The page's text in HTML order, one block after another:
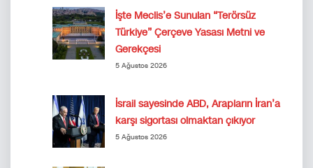
İşte Meclis’e Sunulan “Terörsüz
Türkiye” Çerçeve Yasası Metni ve
Gerekçesi
5 Ağustos 2026
İsrail sayesinde ABD, Arapların İran’a
karşı sigortası olmaktan çıkıyor
5 Ağustos 2026